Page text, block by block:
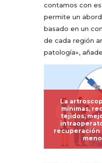
contamos con
permite un
basado en un
de cada región
patología»,
La
mínimas,
tejidos,
recuperación